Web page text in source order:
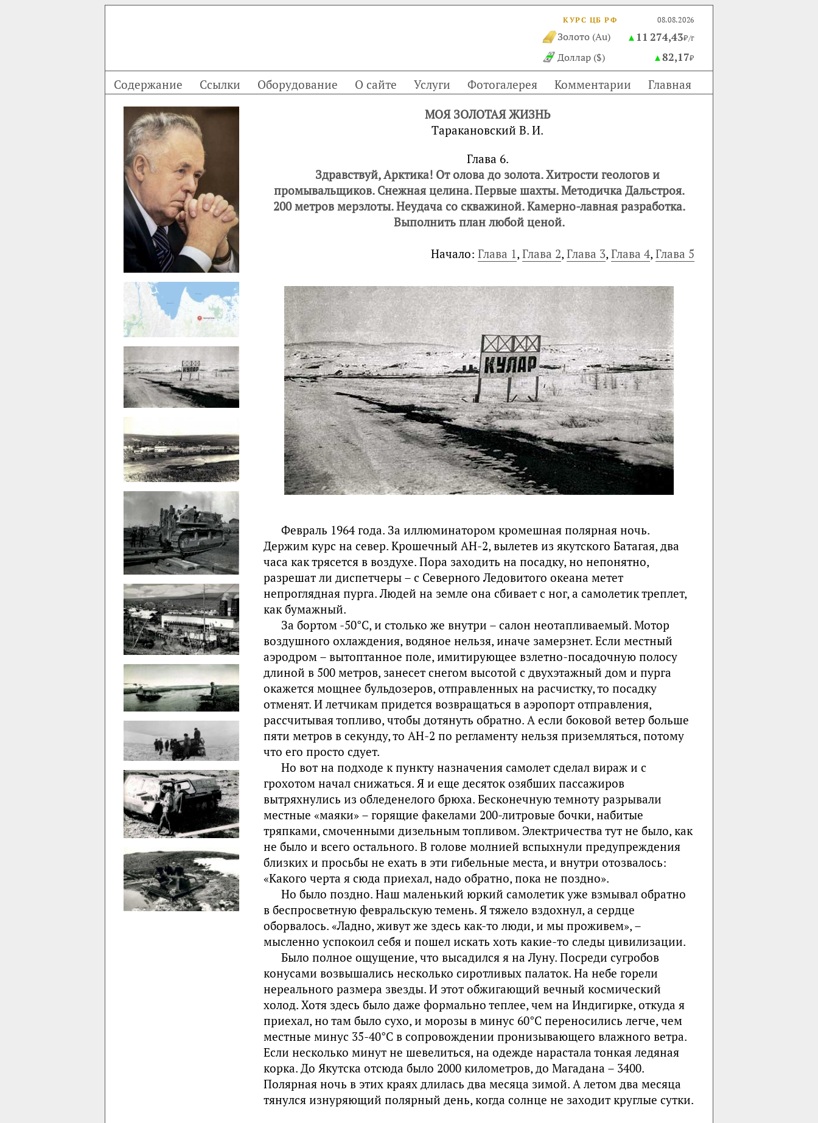
КУРС ЦБ РФ 08.08.2026
Золото (Au) ▲ 11 274,43₽/г
Доллар ($) ▲82,17₽
Содержание Ссылки Оборудование О сайте Услуги Фотогалерея Комментарии
Главная
МОЯ ЗОЛОТАЯ ЖИЗНЬ
Тaракановский В. И.
Глава 6.
Здравствуй, Арктика! От олова до золота. Хитрости геологов и
промывальщиков. Снежная целина. Первые шахты. Методичка Дальстроя.
200 метров мерзлоты. Неудача со скважиной. Камерно-лавная разработка.
Выполнить план любой ценой.
Начало: Глава 1, Глава 2, Глава 3, Глава 4, Глава 5
Февраль 1964 года. За иллюминатором кромешная полярная ночь.
Держим курс на север. Крошечный АН-2, вылетев из якутского Батагая, два
часа как трясется в воздухе. Пора заходить на посадку, но непонятно,
разрешат ли диспетчеры – с Северного Ледовитого океана метет
непроглядная пурга. Людей на земле она сбивает с ног, а самолетик треплет,
как бумажный.
За бортом -50°С, и столько же внутри – салон неотапливаемый. Мотор
воздушного охлаждения, водяное нельзя, иначе замерзнет. Если местный
аэродром – вытоптанное поле, имитирующее взлетно-посадочную полосу
длиной в 500 метров, занесет снегом высотой с двухэтажный дом и пурга
окажется мощнее бульдозеров, отправленных на расчистку, то посадку
отменят. И летчикам придется возвращаться в аэропорт отправления,
рассчитывая топливо, чтобы дотянуть обратно. А если боковой ветер больше
пяти метров в секунду, то АН-2 по регламенту нельзя приземляться, потому
что его просто сдует.
Но вот на подходе к пункту назначения самолет сделал вираж и с
грохотом начал снижаться. Я и еще десяток озябших пассажиров
вытряхнулись из обледенелого брюха. Бесконечную темноту разрывали
местные «маяки» – горящие факелами 200-литровые бочки, набитые
тряпками, смоченными дизельным топливом. Электричества тут не было, как
не было и всего остального. В голове молнией вспыхнули предупреждения
близких и просьбы не ехать в эти гибельные места, и внутри отозвалось:
«Какого черта я сюда приехал, надо обратно, пока не поздно».
Но было поздно. Наш маленький юркий самолетик уже взмывал обратно
в беспросветную февральскую темень. Я тяжело вздохнул, а сердце
оборвалось. «Ладно, живут же здесь как-то люди, и мы проживем», –
мысленно успокоил себя и пошел искать хоть какие-то следы цивилизации.
Было полное ощущение, что высадился я на Луну. Посреди сугробов
конусами возвышались несколько сиротливых палаток. На небе горели
нереального размера звезды. И этот обжигающий вечный космический
холод. Хотя здесь было даже формально теплее, чем на Индигирке, откуда я
приехал, но там было сухо, и морозы в минус 60°С переносились легче, чем
местные минус 35-40°С в сопровождении пронизывающего влажного ветра.
Если несколько минут не шевелиться, на одежде нарастала тонкая ледяная
корка. До Якутска отсюда было 2000 километров, до Магадана – 3400.
Полярная ночь в этих краях длилась два месяца зимой. А летом два месяца
тянулся изнуряющий полярный день, когда солнце не заходит круглые сутки.